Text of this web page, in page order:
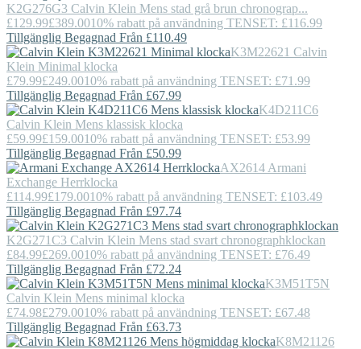
K2G276G3 Calvin Klein Mens stad grå brun chronograp...
£129.99£389.0010% rabatt på användning TENSET: £116.99
Tillgänglig Begagnad Från £110.49
K3M22621 Calvin
Klein Minimal klocka
£79.99£249.0010% rabatt på användning TENSET: £71.99
Tillgänglig Begagnad Från £67.99
K4D211C6
Calvin Klein Mens klassisk klocka
£59.99£159.0010% rabatt på användning TENSET: £53.99
Tillgänglig Begagnad Från £50.99
AX2614 Armani
Exchange Herrklocka
£114.99£179.0010% rabatt på användning TENSET: £103.49
Tillgänglig Begagnad Från £97.74
K2G271C3 Calvin Klein Mens stad svart chronographklockan
£84.99£269.0010% rabatt på användning TENSET: £76.49
Tillgänglig Begagnad Från £72.24
K3M51T5N
Calvin Klein Mens minimal klocka
£74.98£279.0010% rabatt på användning TENSET: £67.48
Tillgänglig Begagnad Från £63.73
K8M21126